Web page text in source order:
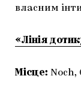
власним
«Лінія
Місце: Noch,